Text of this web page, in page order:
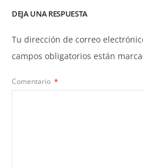
DEJA UNA RESPUESTA
Tu dirección de correo
campos obligatorios están
Comentario *